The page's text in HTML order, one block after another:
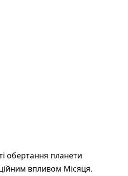
обертання планети
впливом Місяця.